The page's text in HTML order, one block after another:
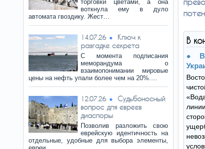
торговки цветами, а она
воткнула ему в дуло
автомата гвоздику. Жест…
14.07.26
Ключ к
разгадке секрета
С момента подписания
меморандума о
взаимопонимании мировые
цены на нефть упали более чем на 20%.…
12.07.26
Судьбоносный
вопрос для евреев
диаспоры
Позволив разложить свою
еврейскую идентичность на
отдельные, удобные для выбора элементы,
В